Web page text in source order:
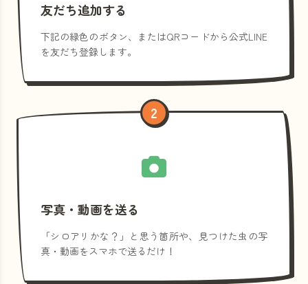
友だち追加する
下記の緑色のボタン、またはQRコードから公式LINE
を友だち登録します。
2
写真・動画を送る
「シロアリかな？」と思う箇所や、見つけた虫の写
真・動画をスマホで送るだけ！